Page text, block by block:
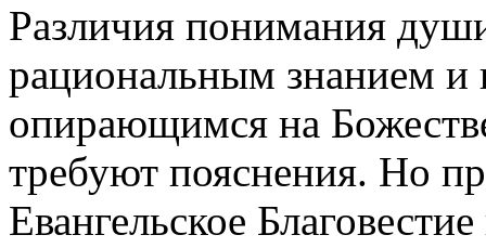
Различия понимания
рациональным знанием и
опирающимся на
требуют пояснения. Но
Евангельское